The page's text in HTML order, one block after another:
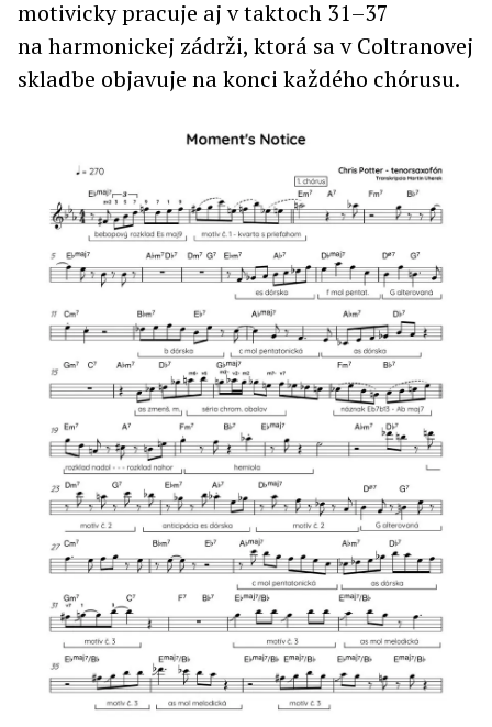
motivicky pracuje aj v taktoch 31–37
na harmonickej zádrži, ktorá sa v Coltranovej
skladbe objavuje na konci každého chórusu.